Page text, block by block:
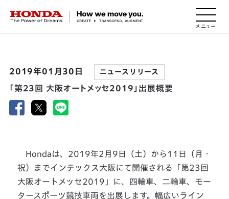
HONDA The Power of Dreams
2019年01月30日 ニュースリリース
「第23回 大阪オートメッセ2019」出展概要
Hondaは、2019年2月9日（土）から11日（月・
祝）までインテックス大阪にて開催される「第23回
大阪オートメッセ2019」に、四輪車、二輪車、モー
タースポーツ競技車両を出展します。幅広いライン